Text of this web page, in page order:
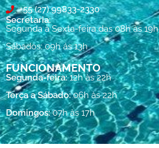
+55 (27) 99833-2330
Secretaria:
Segunda à Sexta-feira das 08h às 19h
Sábados: 09h ás 13h
FUNCIONAMENTO
Segunda-feira:12h às 22h
Terça a Sábado:06h às 22h
Domingos:07h às 17h